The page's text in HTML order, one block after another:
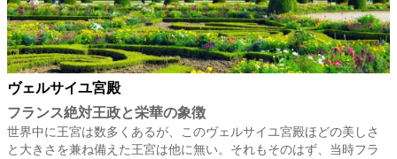
ヴェルサイユ宮殿
フランス絶対王政と栄華の象徴
世界中に王宮は数多くあるが、このヴェルサイユ宮殿ほどの美しさ
と大きさを兼ね備えた王宮は他に無い。それもそのはず、当時フラ